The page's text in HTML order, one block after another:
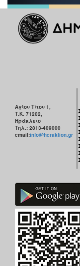
Αγίου Τίτου 1,
Τ.Κ. 71202,
Ηράκλειο
Τηλ.: 2813-409000
email:info@heraklion.gr